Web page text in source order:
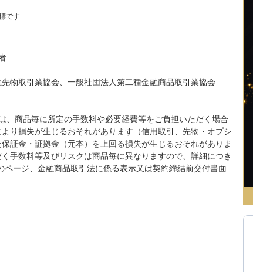
です
物取引業協会、一般社団法人第二種金融商品取引業協会
、商品毎に所定の手数料や必要経費等をご負担いただく場合
り損失が生じるおそれがあります（信用取引、先物・オプシ
証金・証拠金（元本）を上回る損失が生じるおそれがありま
手数料等及びリスクは商品毎に異なりますので、詳細につき
ページ、金融商品取引法に係る表示又は契約締結前交付書面